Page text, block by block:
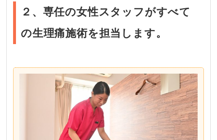
２、専任の女性スタッフがすべて
の生理痛施術を担当します。